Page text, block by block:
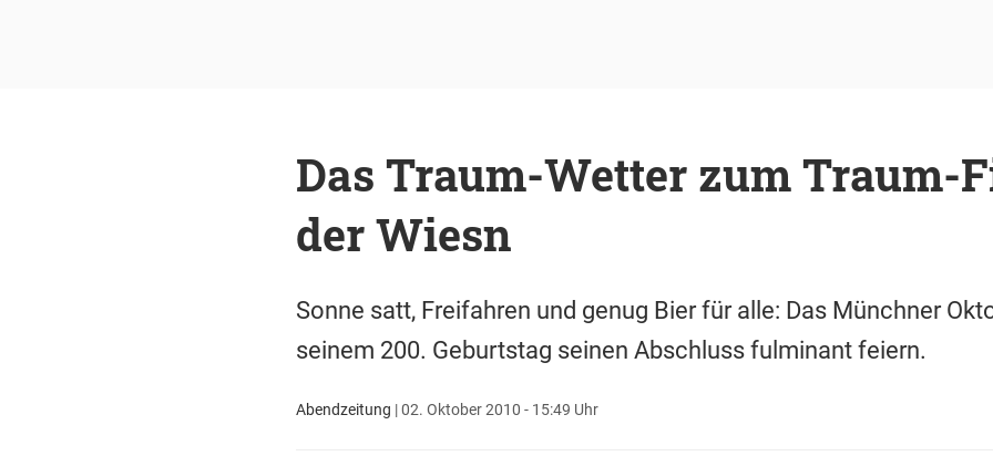
Das Traum-Wetter zum Traum-
der Wiesn
Sonne satt, Freifahren und genug Bier für alle: Das Münchner
seinem 200. Geburtstag seinen Abschluss fulminant feiern.
Abendzeitung |02. Oktober 2010 - 15:49 Uhr